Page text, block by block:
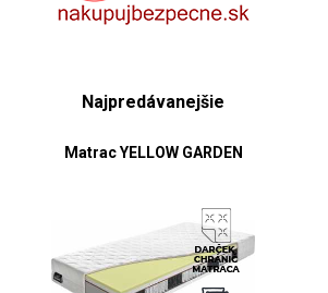
Najpredávanejšie
Matrac YELLOW GARDEN